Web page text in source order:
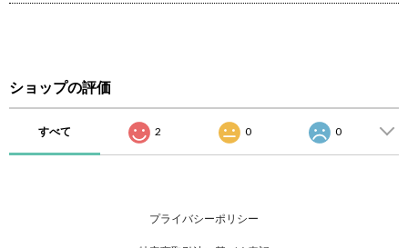
ショップの評価
すべて 2 0 0
プライバシーポリシー